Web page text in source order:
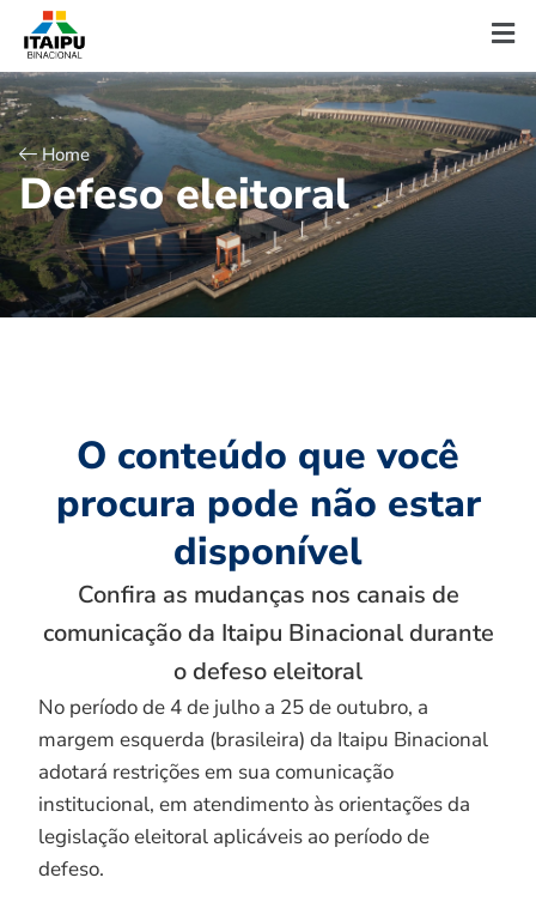
Home
Defeso eleitoral
O conteúdo que você
procura pode não estar
disponível
Confira as mudanças nos canais de
comunicação da Itaipu Binacional durante
o defeso eleitoral
No período de 4 de julho a 25 de outubro, a
margem esquerda (brasileira) da Itaipu Binacional
adotará restrições em sua comunicação
institucional, em atendimento às orientações da
legislação eleitoral aplicáveis ao período de
defeso.